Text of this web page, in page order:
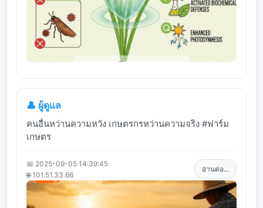
👤 ผู้ดูแล
คนอื่นหว่านความหวัง เกษตรกรหว่านความจริง #ฟาร์ม
เกษตร
📅 2025-09-05 14:39:45
🌐 101.51.33.66
อ่านต่อ...